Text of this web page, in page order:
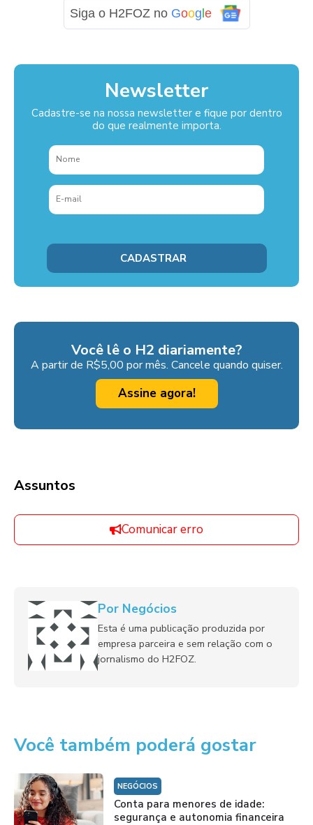
Siga o H2FOZ no Goog e
Newsletter
Cadastre-se na nossa newsletter e fique por dentro
do que realmente importa.
Você lê o H2 diariamente?
A partir de R$5,00 por mês. Cancele quando quiser.
Assine agora!
Assuntos
Comunicar erro
Por Negócios
Esta é uma publicação produzida por
empresa parceira e sem relação com o
jornalismo do H2FOZ.
Você também poderá gostar
NEGÓCIOS
Conta para menores de idade:
segurança e autonomia financeira